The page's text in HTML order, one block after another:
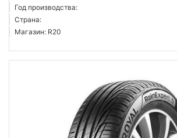
Год производства:
Страна:
Магазин: R20